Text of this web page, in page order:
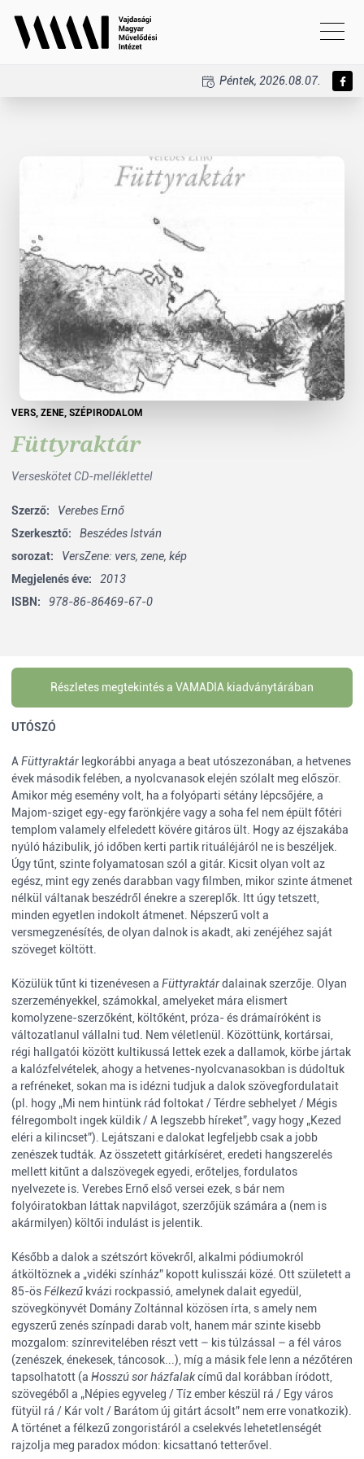
Péntek, 2026.08.07.
VERS, ZENE, SZÉPIRODALOM
Füttyraktár
Verseskötet CD-melléklettel
Szerző:
Verebes Ernő
Szerkesztő:
Beszédes István
sorozat:
VersZene: vers, zene, kép
Megjelenés éve:
2013
ISBN:
978-86-86469-67-0
Részletes megtekintés a VAMADIA kiadványtárában
UTÓSZÓ
A Füttyraktár legkorábbi anyaga a beat utószezonában, a hetvenes
évek második felében, a nyolcvanasok elején szólalt meg először.
Amikor még esemény volt, ha a folyóparti sétány lépcsőjére, a
Majom-sziget egy-egy farönkjére vagy a soha fel nem épült főtéri
templom valamely elfeledett kövére gitáros ült. Hogy az éjszakába
nyúló házibulik, jó időben kerti partik rituáléjáról ne is beszéljek.
Úgy tűnt, szinte folyamatosan szól a gitár. Kicsit olyan volt az
egész, mint egy zenés darabban vagy filmben, mikor szinte átmenet
nélkül váltanak beszédről énekre a szereplők. Itt úgy tetszett,
minden egyetlen indokolt átmenet. Népszerű volt a
versmegzenésítés, de olyan dalnok is akadt, aki zenéjéhez saját
szöveget költött.
Közülük tűnt ki tizenévesen a Füttyraktárdalainak szerzője. Olyan
szerzeményekkel, számokkal, amelyeket mára elismert
komolyzene-szerzőként, költőként, próza- és drámaíróként is
változatlanul vállalni tud. Nem véletlenül. Közöttünk, kortársai,
régi hallgatói között kultikussá lettek ezek a dallamok, körbe jártak
a kalózfelvételek, ahogy a hetvenes-nyolcvanasokban is dúdoltuk
a refréneket, sokan ma is idézni tudjuk a dalok szövegfordulatait
(pl. hogy „Mi nem hintünk rád foltokat / Térdre sebhelyet / Mégis
félregombolt ingek küldik / A legszebb híreket”, vagy hogy „Kezed
eléri a kilincset”). Lejátszani e dalokat legfeljebb csak a jobb
zenészek tudták. Az összetett gitárkíséret, eredeti hangszerelés
mellett kitűnt a dalszövegek egyedi, erőteljes, fordulatos
nyelvezete is. Verebes Ernő első versei ezek, s bár nem
folyóiratokban láttak napvilágot, szerzőjük számára a (nem is
akármilyen) költői indulást is jelentik.
Később a dalok a szétszórt kövekről, alkalmi pódiumokról
átköltöznek a „vidéki színház” kopott kulisszái közé. Ott született a
85-ösFélkezű kvázi rockpassió, amelynek dalait egyedül,
szövegkönyvét Domány Zoltánnal közösen írta, s amely nem
egyszerű zenés színpadi darab volt, hanem már szinte kisebb
mozgalom: színrevitelében részt vett – kis túlzással – a fél város
(zenészek, énekesek, táncosok...), míg a másik fele lenn a nézőtéren
tapsolhatott (a Hosszú sor házfalakcímű dal korábban íródott,
szövegéből a „Népies egyveleg / Tíz ember készül rá / Egy város
fütyül rá / Kár volt / Barátom új gitárt ácsolt” nem erre vonatkozik).
A történet a félkezű zongoristáról a cselekvés lehetetlenségét
rajzolja meg paradox módon: kicsattanó tetterővel.